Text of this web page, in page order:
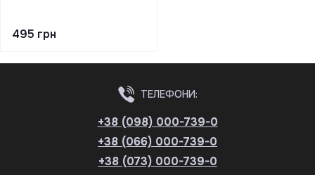
495 грн
ТЕЛЕФОНИ:
+38 (098) 000-739-0
+38 (066) 000-739-0
+38 (073) 000-739-0